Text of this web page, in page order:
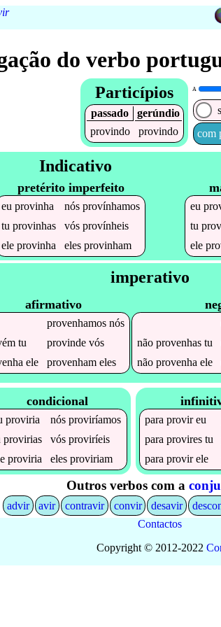
do verbo
Particípios
passado
gerúndio
provindo
provindo
A
com
Indicativo
pretérito imperfeito
eu provinha nós provínhamos
tu provinhas vós provínheis
ele provinha eles provinham
eu
tu
ele
imperativo
afirmativo
provenhamosnós
tu provindevós
ele provenhameles
não provenhastu
não provenha ele
condicional
proviria nósproviríamos
provirias vósproviríeis
proviria elesproviriam
paraprovireu
paraprovires tu
paraprovirele
Outros verbos com a
advir avir contravir convir desavir
Contactos
Copyright © 2012-2022